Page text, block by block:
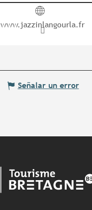
www.jazzinlangourla.fr
Señalar un error